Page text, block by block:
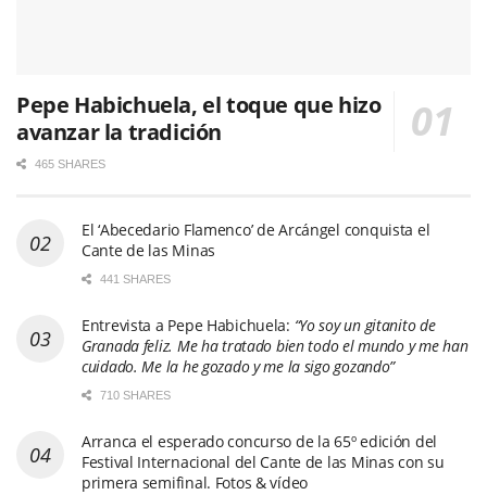
Pepe Habichuela, el toque que hizo
avanzar la tradición
465 SHARES
El ‘Abecedario Flamenco’ de Arcángel conquista el
Cante de las Minas
441 SHARES
Entrevista a Pepe Habichuela: “Yo soy un gitanito de
Granada feliz. Me ha tratado bien todo el mundo y me han
cuidado. Me la he gozado y me la sigo gozando”
710 SHARES
Arranca el esperado concurso de la 65º edición del
Festival Internacional del Cante de las Minas con su
primera semifinal. Fotos & vídeo